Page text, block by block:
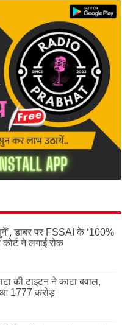
डाबर पर FSSAI के ‘100%
ने लगाई रोक
की टाइटन ने काटा बवाल,
1777 करोड़